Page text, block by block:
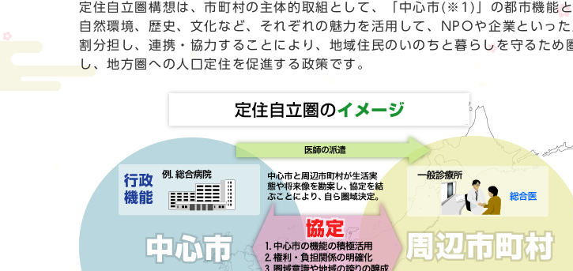
定住自立圏構想は、市町村の主体的取組として、「中心市(※1)」の都市機能と
自然環境、歴史、文化など、それぞれの魅力を活用して、NPOや企業といっ
割分担し、連携・協力することにより、地域住民のいのちと暮らしを守るため
し、地方圏への人口定住を促進する政策です。